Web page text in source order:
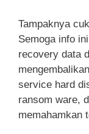
Tampaknya
Semoga info
recovery data
service hard
ransom ware,
memahamkan